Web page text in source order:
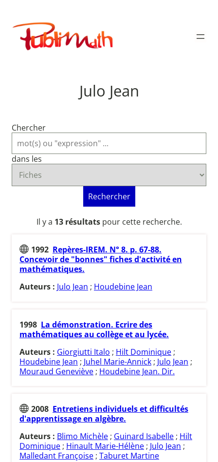
contenu
Publimath
Julo Jean
Chercher
dans les
Rechercher
Il y a 13 résultatspour cette recherche.
1992 Repères-IREM. N° 8. p. 67-88.
Concevoir de "bonnes" fiches d'activité en
mathématiques.
Auteurs : Julo Jean ; Houdebine Jean
1998 La démonstration. Ecrire des
mathématiques au collège et au lycée.
Auteurs : Giorgiutti Italo ; Hilt Dominique ;
Houdebine Jean ; Juhel Marie-Annick ; Julo Jean ;
Mouraud Geneviève ; Houdebine Jean. Dir.
2008 Entretiens individuels et difficultés
d'apprentissage en algèbre.
Auteurs : Blimo Michèle ; Guinard Isabelle ; Hilt
Dominique ; Hinault Marie-Hélène ; Julo Jean ;
Malledant Françoise ; Taburet Martine